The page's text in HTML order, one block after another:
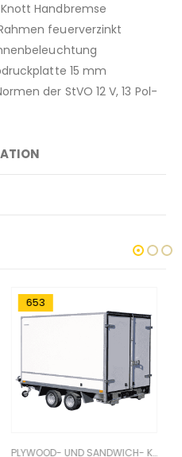
Handbremse
feuerverzinkt
15 mm
der StVO 12 V, 13 Pol-
628